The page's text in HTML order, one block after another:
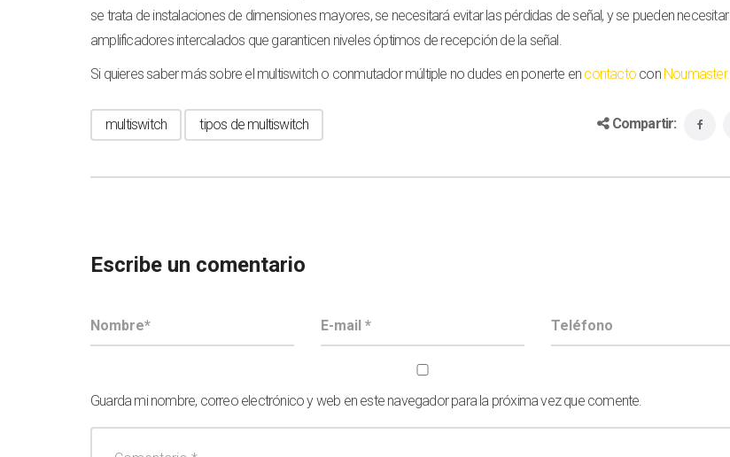
se trata de instalaciones de dimensiones mayores, se necesitará evitar las pérdidas de señal, y se pueden necesitar
amplificadores intercalados que garanticen niveles óptimos de recepción de la señal.
Si quieres saber más sobre el multiswitch o conmutador múltiple no dudes en ponerte en contacto con Noumaster.
multiswitch tipos de multiswitch Compartir:
Escribe un comentario
Guarda mi nombre, correo electrónico y web en este navegador para la próxima vez que comente.